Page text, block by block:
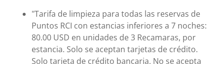
"Tarifa de limpieza para todas las reservas de
Puntos RCI con estancias inferiores a 7 noches:
80.00 USD en unidades de 3 Recamaras, por
estancia. Solo se aceptan tarjetas de crédito.
Solo tarjeta de crédito bancaria. No se acepta